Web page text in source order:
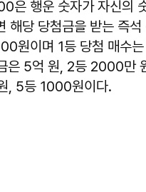
은 행운 숫자가 자신의
해당 당첨금을 받는 즉석
원이며 1등 당첨 매수
은 5억 원, 2등 2000만
, 5등 1000원이다.